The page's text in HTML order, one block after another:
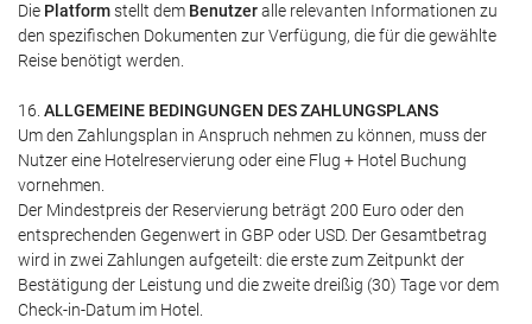
Die Platformstellt dem Benutzeralle relevanten Informationen zu
den spezifischen Dokumenten zur Verfügung, die für die gewählte
Reise benötigt werden.
16. ALLGEMEINE BEDINGUNGEN DES ZAHLUNGSPLANS
Um den Zahlungsplan in Anspruch nehmen zu können, muss der
Nutzer eine Hotelreservierung oder eine Flug + Hotel Buchung
vornehmen.
Der Mindestpreis der Reservierung beträgt 200 Euro oder den
entsprechenden Gegenwert in GBP oder USD. Der Gesamtbetrag
wird in zwei Zahlungen aufgeteilt: die erste zum Zeitpunkt der
Bestätigung der Leistung und die zweite dreißig (30) Tage vor dem
Check-in-Datum im Hotel.